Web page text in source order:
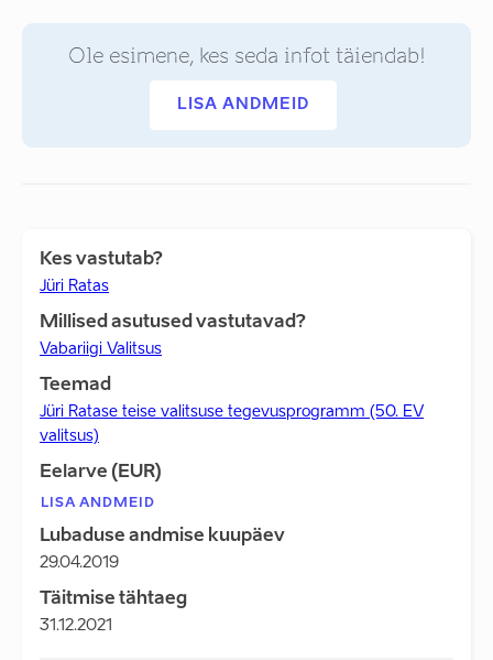
Ole esimene, kes seda infot täiendab!
LISA ANDMEID
Kes vastutab?
Jüri Ratas
Millised asutused vastutavad?
Vabariigi Valitsus
Teemad
Jüri Ratase teise valitsuse tegevusprogramm (50. EV
valitsus)
Eelarve (EUR)
LISA ANDMEID
Lubaduse andmise kuupäev
29.04.2019
Täitmise tähtaeg
31.12.2021